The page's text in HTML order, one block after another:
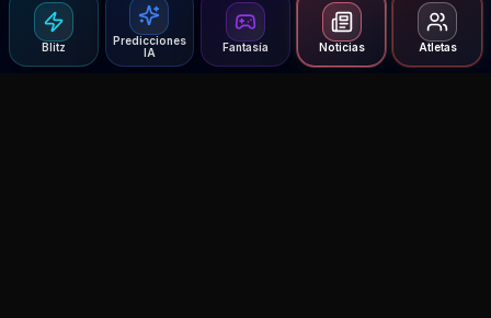
Blitz
Predicciones
IA
Fantasía Noticias Atletas